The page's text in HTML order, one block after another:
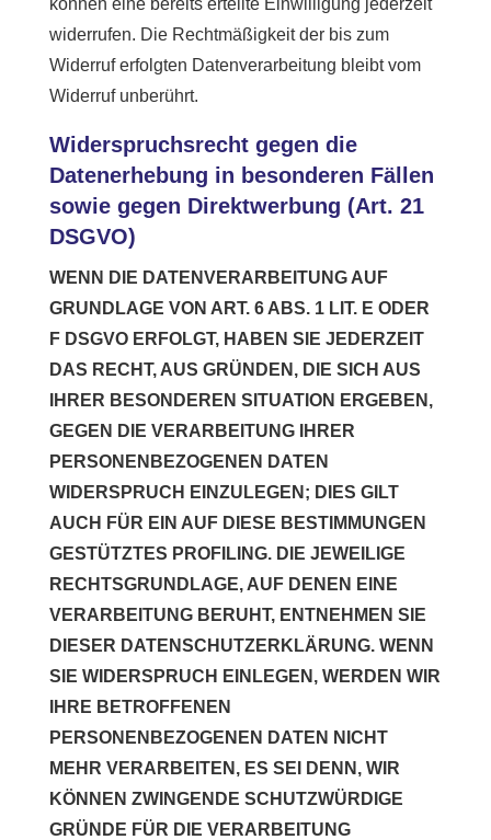
können eine bereits erteilte Einwilligung jederzeit
widerrufen. Die Rechtmäßigkeit der bis zum
Widerruf erfolgten Datenverarbeitung bleibt vom
Widerruf unberührt.
Widerspruchsrecht gegen die
Datenerhebung in besonderen Fällen
sowie gegen Direktwerbung (Art. 21
DSGVO)
WENN DIE DATENVERARBEITUNG AUF
GRUNDLAGE VON ART. 6 ABS. 1 LIT. E ODER
F DSGVO ERFOLGT, HABEN SIE JEDERZEIT
DAS RECHT, AUS GRÜNDEN, DIE SICH AUS
IHRER BESONDEREN SITUATION ERGEBEN,
GEGEN DIE VERARBEITUNG IHRER
PERSONENBEZOGENEN DATEN
WIDERSPRUCH EINZULEGEN; DIES GILT
AUCH FÜR EIN AUF DIESE BESTIMMUNGEN
GESTÜTZTES PROFILING. DIE JEWEILIGE
RECHTSGRUNDLAGE, AUF DENEN EINE
VERARBEITUNG BERUHT, ENTNEHMEN SIE
DIESER DATENSCHUTZERKLÄRUNG. WENN
SIE WIDERSPRUCH EINLEGEN, WERDEN WIR
IHRE BETROFFENEN
PERSONENBEZOGENEN DATEN NICHT
MEHR VERARBEITEN, ES SEI DENN, WIR
KÖNNEN ZWINGENDE SCHUTZWÜRDIGE
GRÜNDE FÜR DIE VERARBEITUNG